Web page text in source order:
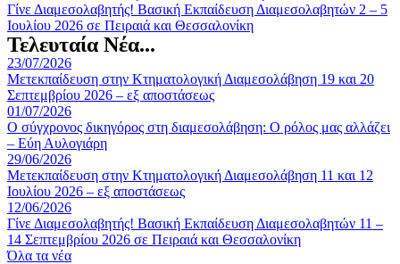
Γίνε Διαμεσολαβητής! Βασική Εκπαίδευση Διαμεσολαβητών 2 – 5
Ιουλίου 2026 σε Πειραιά και Θεσσαλονίκη
Τελευταία Νέα...
23/07/2026
Μετεκπαίδευση στην Κτηματολογική Διαμεσολάβηση 19 και 20
Σεπτεμβρίου 2026 – εξ αποστάσεως
01/07/2026
Ο σύγχρονος δικηγόρος στη διαμεσολάβηση: Ο ρόλος μας αλλάζει
– Εύη Αυλογιάρη
29/06/2026
Μετεκπαίδευση στην Κτηματολογική Διαμεσολάβηση 11 και 12
Ιουλίου 2026 – εξ αποστάσεως
12/06/2026
Γίνε Διαμεσολαβητής! Βασική Εκπαίδευση Διαμεσολαβητών 11 –
14 Σεπτεμβρίου 2026 σε Πειραιά και Θεσσαλονίκη
Όλα τα νέα